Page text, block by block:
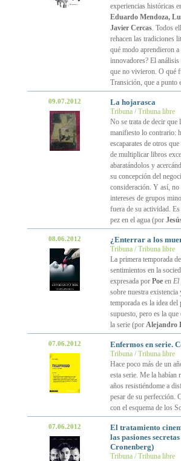
experiencias históricas
Eduardo Mendoza,
Javier Cercas. Todos
rehacen las tradiciones
qué modo aprendieron
innovadores? El
que no vivieron. O qué
Transición, que a punto
09.07.2012 La hojarasca
Tribuna / Tribuna libre
No se trata de decir que
manifiesto lo contrario:
escaparates de otros
de multiplicar libros
abaratándolos y
su concepción del
consideración. Y así, no
intereses de grupos
fuera de su actividad.
pez en el agua (por
08.06.2012 ¿Enterrar a los
Tribuna / Tribuna libre
La primera temporada
sentimientos en la
expresada por Poeen El
sobre nuestra existencia
temporada es la idea
supuesto, pero es la
la serie (por Alejandro
07.06.2012 Enfermos en serie.
Tribuna / Tribuna libre
Hace poco más de un
esta serie. Me la habían
años resistiéndome a
pesar de su perfección.
con el esquema de los
07.06.2012
El tratamiento
las pasiones
Cronenberg)
Tribuna / Tribuna libre